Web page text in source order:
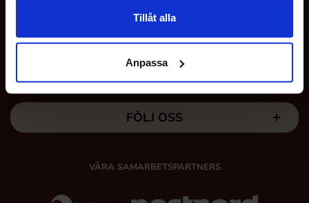
Tillåt alla
Anpassa
MINA SIDOR
FÖLJ OSS
VÅRA SAMARBETSPARTNERS